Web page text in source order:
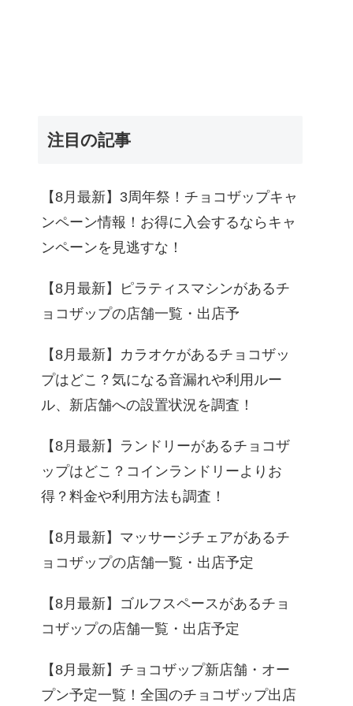
注目の記事
【8月最新】3周年祭！チョコザップキャ
ンペーン情報！お得に入会するならキャ
ンペーンを見逃すな！
【8月最新】ピラティスマシンがあるチ
ョコザップの店舗一覧・出店予
【8月最新】カラオケがあるチョコザッ
プはどこ？気になる音漏れや利用ルー
ル、新店舗への設置状況を調査！
【8月最新】ランドリーがあるチョコザ
ップはどこ？コインランドリーよりお
得？料金や利用方法も調査！
【8月最新】マッサージチェアがあるチ
ョコザップの店舗一覧・出店予定
【8月最新】ゴルフスペースがあるチョ
コザップの店舗一覧・出店予定
【8月最新】チョコザップ新店舗・オー
プン予定一覧！全国のチョコザップ出店